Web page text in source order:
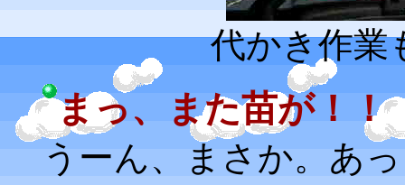
代かき作業
まっ、また苗が！！
うーん、まさか。あ